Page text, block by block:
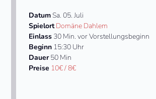
DatumSa. 05. Juli
SpielortDomäne Dahlem
Einlass 30 Min. vor Vorstellungsbeginn
Beginn 15:30 Uhr
Dauer50 Min
Preise 10€ / 8€